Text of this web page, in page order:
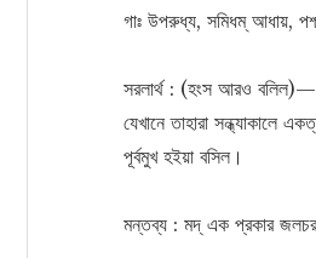
গাঃ উপরুধ্য, সমিধম্ আধায়,
সরলার্থ : (হংস আরও
যেখানে তাহারা সন্ধ্যাকালে
পূর্বমুখ হইয়া বসিল।
মন্তব্য : মদ্‌ এক প্রকার জলচর